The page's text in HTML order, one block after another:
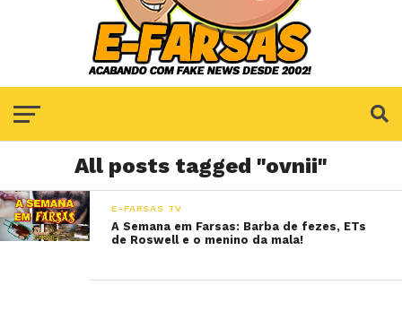
All posts tagged "ovnii"
E-FARSAS TV
A Semana em Farsas: Barba de fezes, ETs
de Roswell e o menino da mala!